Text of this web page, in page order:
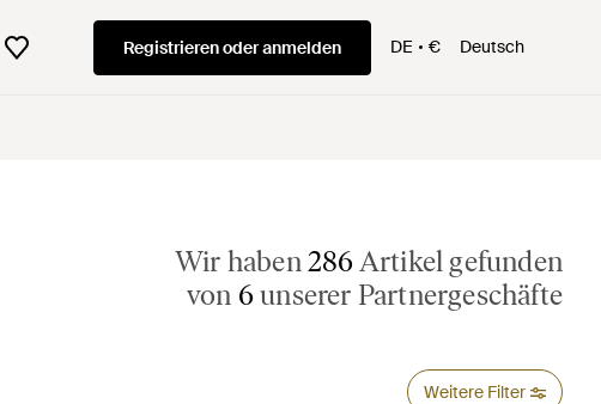
Registrieren oder anmelden DE € Deutsch
Wir haben286 Artikel gefunden
von 6 unserer Partnergeschäfte
Weitere Filter